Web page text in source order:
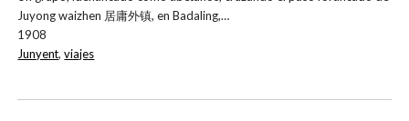
Juyong waizhen 居庸外镇, en Badaling,…
1908
Junyent,viajes